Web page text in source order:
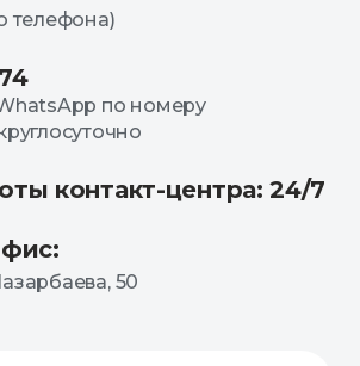
телефона)
по номеру
контакт-центра: 24/7
50